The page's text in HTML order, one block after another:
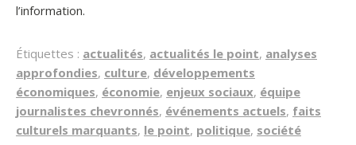
l’information.
Étiquettes : actualités, actualités le point, analyses
approfondies, culture, développements
économiques, économie, enjeux sociaux, équipe
journalistes chevronnés, événements actuels, faits
culturels marquants, le point, politique, société